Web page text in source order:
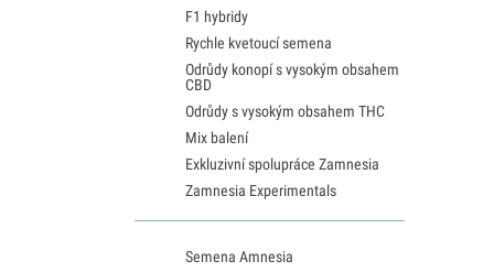
F1 hybridy
Rychle kvetoucí semena
Odrůdy konopí s vysokým obsahem
CBD
Odrůdy s vysokým obsahem THC
Mix balení
Exkluzivní spolupráce Zamnesia
Zamnesia Experimentals
Semena Amnesia